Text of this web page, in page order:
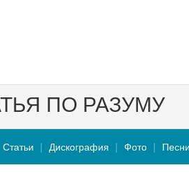
ПО РАЗУМУ
Статьи Дискография Фото